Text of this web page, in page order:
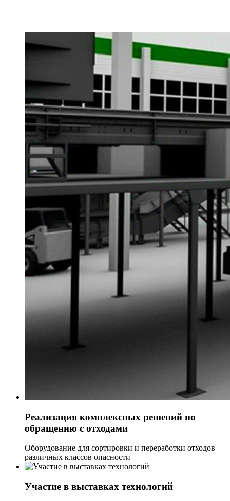
Реализация комплексных решений по
обращению с отходами
Оборудование для сортировки и переработки отходов
различных классов опасности
Участие в выставках технологий